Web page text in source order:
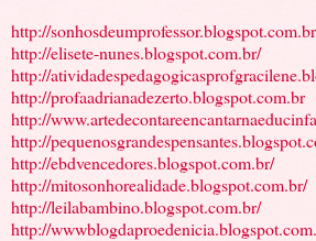
http://
http://elisete-nunes.blogspot.com.br/
http://
http://profaadrianadezerto.blogspot.com.br
http://
http://
http://ebdvencedores.blogspot.com.br/
http://mitosonhorealidade.blogspot.com.br/
http://leilabambino.blogspot.com.br/
http://